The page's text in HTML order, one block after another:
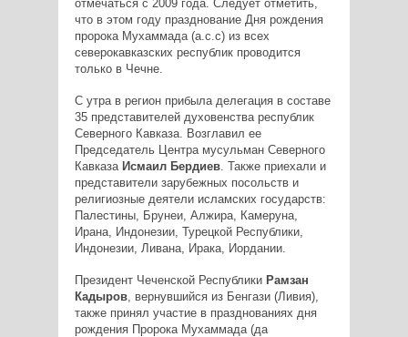
отмечаться с 2009 года. Следует отметить,
что в этом году празднование Дня рождения
пророка Мухаммада (а.с.с) из всех
северокавказских республик проводится
только в Чечне.
С утра в регион прибыла делегация в составе
35 представителей духовенства республик
Северного Кавказа. Возглавил ее
Председатель Центра мусульман Северного
Кавказа Исмаил Бердиев. Также приехали и
представители зарубежных посольств и
религиозные деятели исламских государств:
Палестины, Брунеи, Алжира, Камеруна,
Ирана, Индонезии, Турецкой Республики,
Индонезии, Ливана, Ирака, Иордании.
Президент Чеченской РеспубликиРамзан
Кадыров, вернувшийся из Бенгази (Ливия),
также принял участие в празднованиях дня
рождения Пророка Мухаммада (да